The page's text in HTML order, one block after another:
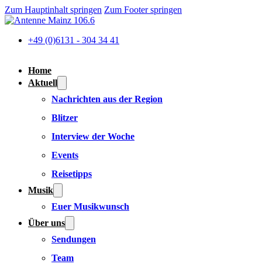
Zum Hauptinhalt springen Zum Footer springen
+49 (0)6131 - 304 34 41
Home
Aktuell
Nachrichten aus der Region
Blitzer
Interview der Woche
Events
Reisetipps
Musik
Euer Musikwunsch
Über uns
Sendungen
Team